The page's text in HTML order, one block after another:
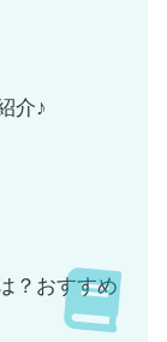
介♪
？おすすめ